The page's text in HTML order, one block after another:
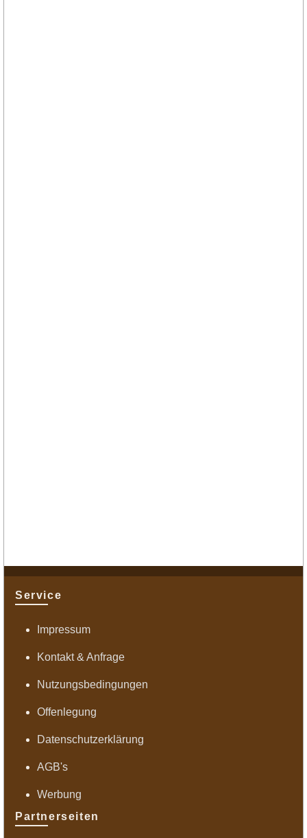
Service
Impressum
Kontakt & Anfrage
Nutzungsbedingungen
Offenlegung
Datenschutzerklärung
AGB's
Werbung
Partnerseiten